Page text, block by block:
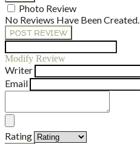
Photo Review
No Reviews Have Been Created.
POST REVIEW
Modify Review
Writer
Email
Rating